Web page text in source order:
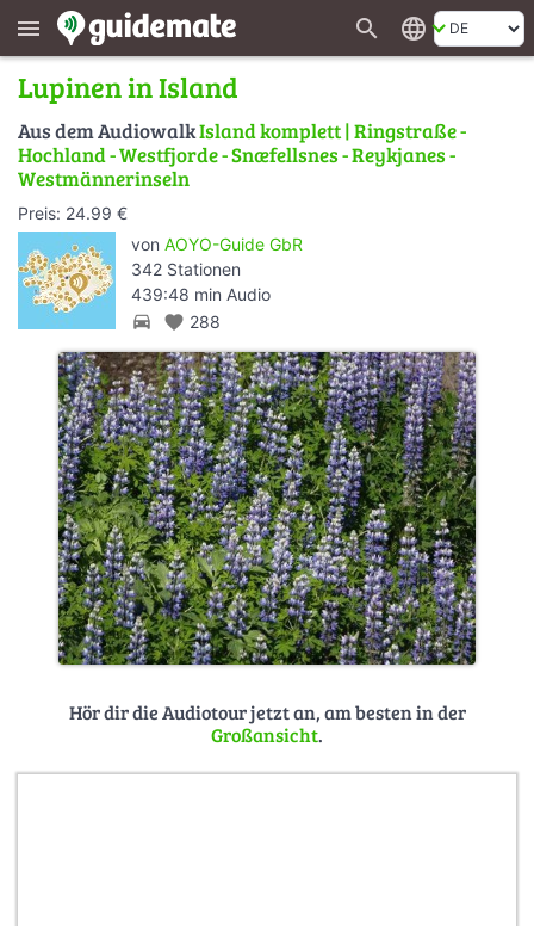
menu search language
Lupinen in Island
Aus dem AudiowalkIsland komplett | Ringstraße -
Hochland - Westfjorde - Snæfellsnes - Reykjanes -
Westmännerinseln
Preis: 24.99 €
von AOYO-Guide GbR
342 Stationen
439:48 min Audio
directions_car favorite 288
Hör dir die Audiotour jetzt an, am besten in der
Großansicht.